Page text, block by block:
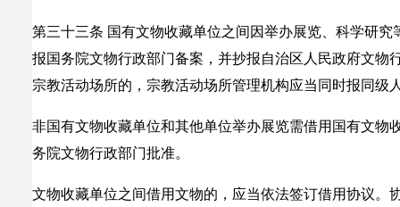
第三十三条 国有文物收藏单位之间因举办展览、科学研
报国务院文物行政部门备案，并抄报自治区人民政府文
宗教活动场所的，宗教活动场所管理机构应当同时报同级
非国有文物收藏单位和其他单位举办展览需借用国有文
务院文物行政部门批准。
文物收藏单位之间借用文物的，应当依法签订借用协议